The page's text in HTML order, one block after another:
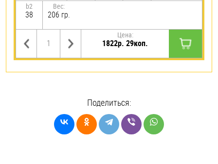
b2
38
Вес:
206 гр.
Цена:
1822р. 29коп.
Поделиться: